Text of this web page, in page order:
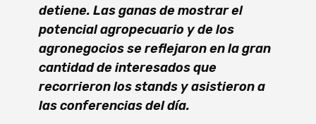
detiene. Las ganas de mostrar el
potencial agropecuario y de los
agronegocios se reflejaron en la gran
cantidad de interesados que
recorrieron los stands y asistieron a
las conferencias del día.